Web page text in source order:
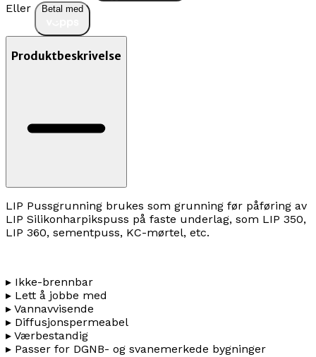
Eller Betal med
Produktbeskrivelse
LIP Pussgrunning brukes som grunning før påføring av
LIP Silikonharpikspuss på faste underlag, som LIP 350,
LIP 360, sementpuss, KC-mørtel, etc.
▸ Ikke-brennbar
▸ Lett å jobbe med
▸ Vannavvisende
▸ Diffusjonspermeabel
▸ Værbestandig
▸ Passer for DGNB- og svanemerkede bygninger